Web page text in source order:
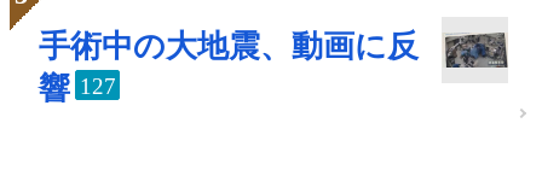
手術中の大地震、動画に反
響 127